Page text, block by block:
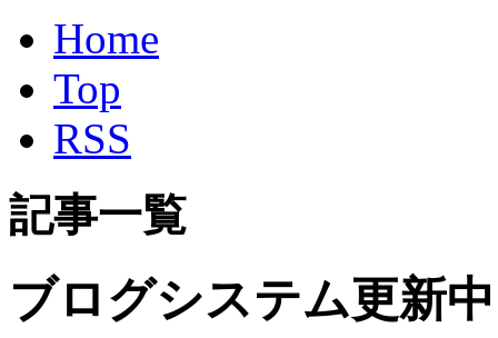
Home
Top
RSS
記事一覧
ブログシステム更新中